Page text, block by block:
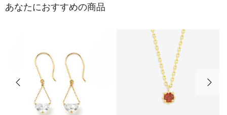
あなたにおすすめの商品
前の画像